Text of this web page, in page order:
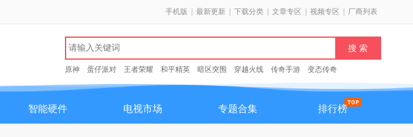
手机版 最新更新 下载分类 文章专区 视频专区 厂商列表
原神 蛋仔派对 王者荣耀 和平精英 暗区突围 穿越火线 传奇手游 变态传奇
智能硬件 电视市场 专题合集 排行榜